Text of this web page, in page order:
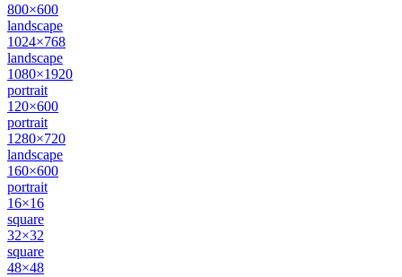
800×600
landscape
1024×768
landscape
1080×1920
portrait
120×600
portrait
1280×720
landscape
160×600
portrait
16×16
square
32×32
square
48×48